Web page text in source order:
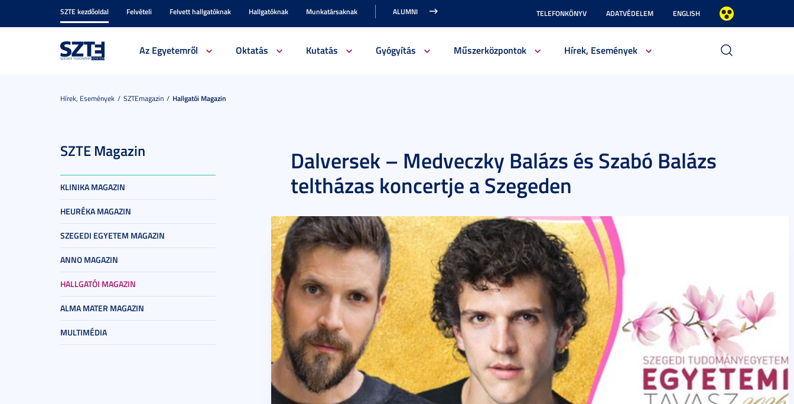
SZTE kezdőoldal Felvételi Felvett hallgatóknak Hallgatóknak Munkatársaknak ALUMNI TELEFONKÖNYV ADATVÉDELEM ENGLISH
Az Egyetemről Oktatás Kutatás Gyógyítás Műszerközpontok Hírek, Események
Hírek, Események SZTEmagazin Hallgatói Magazin
SZTE Magazin
KLINIKA MAGAZIN
HEURÉKA MAGAZIN
SZEGEDI EGYETEM MAGAZIN
ANNO MAGAZIN
HALLGATÓI MAGAZIN
ALMA MATER MAGAZIN
MULTIMÉDIA
Dalversek – Medveczky Balázs és Szabó Balázs
teltházas koncertje a Szegeden